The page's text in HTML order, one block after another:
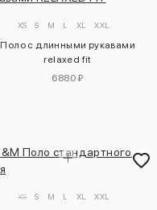
XS S M L XL XXL
Поло с длинными рукавами
relaxed fit
6880 ₽
XS S M L XL XXL